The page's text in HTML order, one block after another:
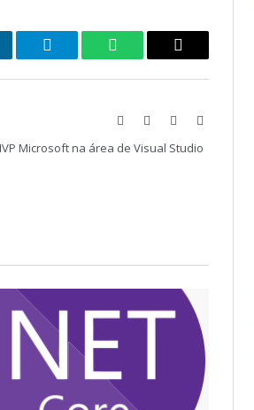
Telegram WhatsAppCopy
WebsiteFacebook
Microsoft na área de Visual Studio